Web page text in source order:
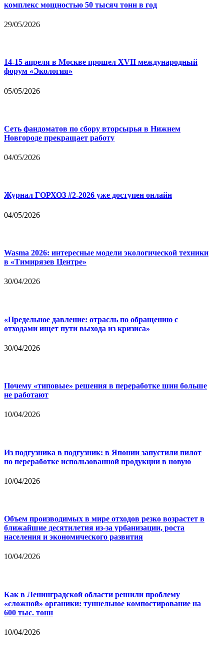
комплекс мощностью 50 тысяч тонн в год
29/05/2026
14-15 апреля в Москве прошел XVII международный
форум «Экология»
05/05/2026
Сеть фандоматов по сбору вторсырья в Нижнем
Новгороде прекращает работу
04/05/2026
Журнал ГОРХОЗ #2-2026 уже доступен онлайн
04/05/2026
Wasma 2026: интересные модели экологической техники
в «Тимирязев Центре»
30/04/2026
«Предельное давление: отрасль по обращению с
отходами ищет пути выхода из кризиса»
30/04/2026
Почему «типовые» решения в переработке шин больше
не работают
10/04/2026
Из подгузника в подгузник: в Японии запустили пилот
по переработке использованной продукции в новую
10/04/2026
Объем производимых в мире отходов резко возрастет в
ближайшие десятилетия из-за урбанизации, роста
населения и экономического развития
10/04/2026
Как в Ленинградской области решили проблему
«сложной» органики: туннельное компостирование на
600 тыс. тонн
10/04/2026